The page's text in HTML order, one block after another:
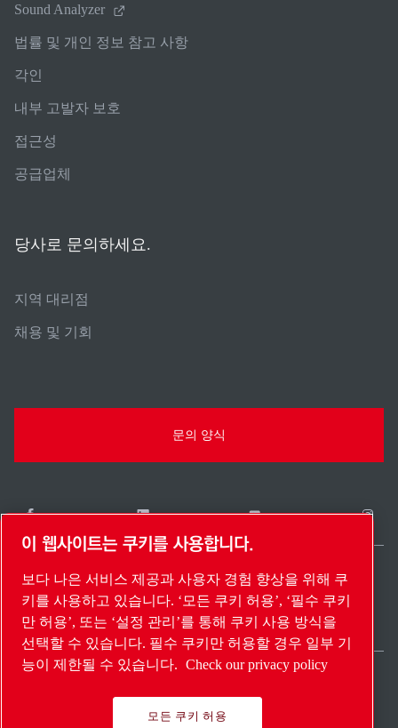
Sound Analyzer
법률 및 개인 정보 참고 사항
각인
내부 고발자 보호
접근성
공급업체
당사로 문의하세요.
지역 대리점
채용 및 기회
문의 양식
사이트 맵설정 관리© 2026 저작권.
South Korea / KO
이 웹사이트는 쿠키를 사용합니다.
보다 나은 서비스 제공과 사용자 경험 향상을 위해 쿠
키를 사용하고 있습니다. ‘모든 쿠키 허용’, ‘필수 쿠키
만 허용’, 또는 ‘설정 관리’를 통해 쿠키 사용 방식을
선택할 수 있습니다. 필수 쿠키만 허용할 경우 일부 기
능이 제한될 수 있습니다. Check our privacy policy
모든 쿠키 허용